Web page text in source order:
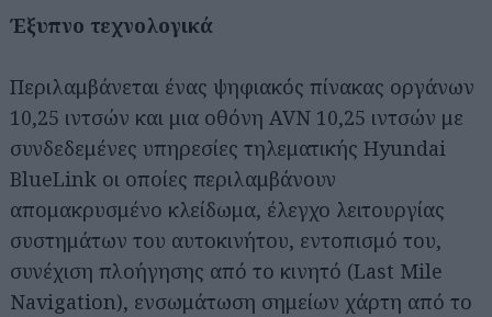
Έξυπνο τεχνολογικά
Περιλαμβάνεται ένας ψηφιακός πίνακας οργάνων
10,25 ιντσών και μια οθόνη AVN 10,25 ιντσών με
συνδεδεμένες υπηρεσίες τηλεματικής Hyundai
BlueLink οι οποίες περιλαμβάνουν
απομακρυσμένο κλείδωμα, έλεγχο λειτουργίας
συστημάτων του αυτοκινήτου, εντοπισμό του,
συνέχιση πλοήγησης από το κινητό (Last Mile
Navigation), ενσωμάτωση σημείων χάρτη από το